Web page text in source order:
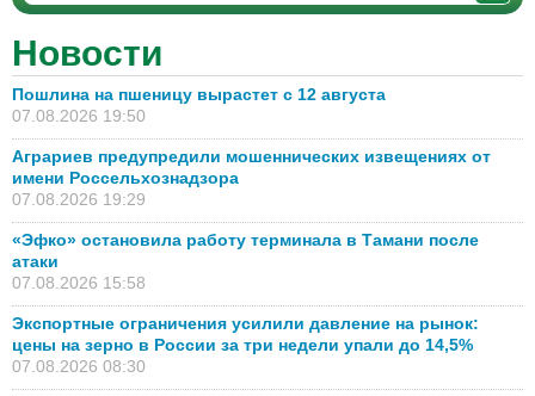
Новости
Пошлина на пшеницу вырастет с 12 августа
07.08.2026 19:50
Аграриев предупредили мошеннических извещениях от
имени Россельхознадзора
07.08.2026 19:29
«Эфко» остановила работу терминала в Тамани после
атаки
07.08.2026 15:58
Экспортные ограничения усилили давление на рынок:
цены на зерно в России за три недели упали до 14,5%
07.08.2026 08:30